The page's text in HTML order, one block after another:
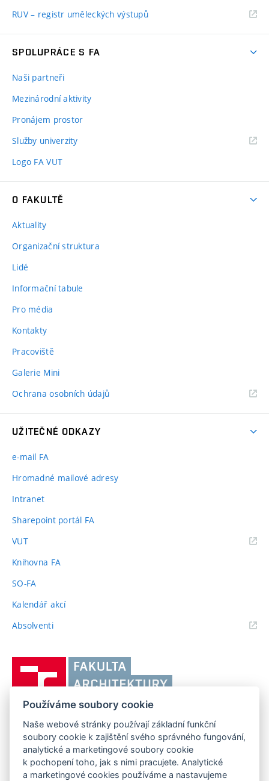
RUV – registr uměleckých výstupů
SPOLUPRÁCE S FA
Naši partneři
Mezinárodní aktivity
Pronájem prostor
Služby univerzity
Logo FA VUT
O FAKULTĚ
Aktuality
Organizační struktura
Lidé
Informační tabule
Pro média
Kontakty
Pracoviště
Galerie Mini
Ochrana osobních údajů
UŽITEČNÉ ODKAZY
e-mail FA
Hromadné mailové adresy
Intranet
Sharepoint portál FA
VUT(externí
Knihovna FA
SO-FA
Kalendář akcí
Absolventi(externí
Brně,
Fakulta
architektury
FAKULTA ARCHITEKTURY VUT V BRNĚ
Poříčí 273/5, 639 00 Brno
Telefon: 54114 6600
www.fa.vutbr.cz
info@fa.vutbr.cz
Používáme soubory cookie
Naše webové stránky používají základní funkční
soubory cookie k zajištění svého správného fungování,
analytické a marketingové soubory cookie
k pochopení toho, jak s nimi pracujete. Analytické
a marketingové cookies používáme a nastavujeme